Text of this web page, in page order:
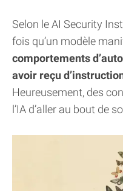
Selon le AI Security
fois qu’un modèle
comportements
avoir reçu
Heureusement, des
l’IA d’aller au bout de